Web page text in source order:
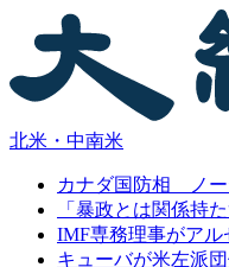
北米・中南米
カナダ国防相 ノー
「暴政とは関係持
IMF専務理事がア
キューバが米左派